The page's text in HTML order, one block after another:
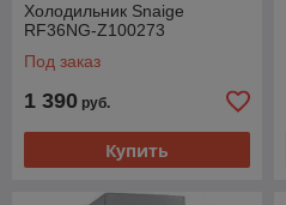
Холодильник Snaige
RF36NG-Z100273
Под заказ
1 390 руб.
Купить